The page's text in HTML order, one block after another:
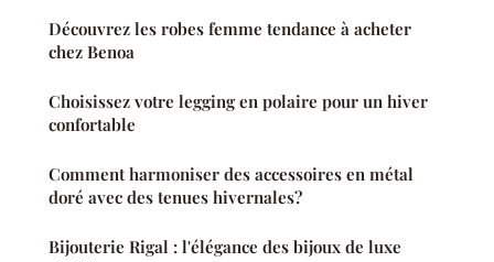
Découvrez les robes femme tendance à acheter
chez Benoa
Choisissez votre legging en polaire pour un hiver
confortable
Comment harmoniser des accessoires en métal
doré avec des tenues hivernales?
Bijouterie Rigal : l'élégance des bijoux de luxe